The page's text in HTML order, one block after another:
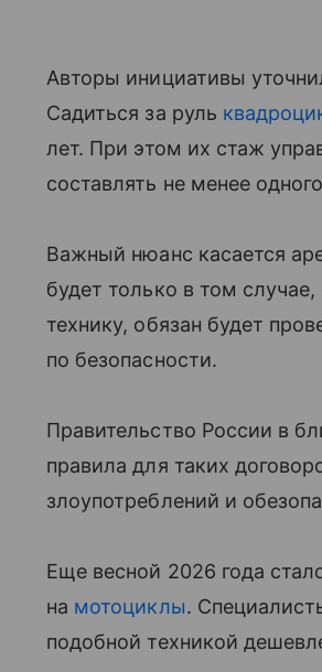
Авторы инициативы
Садиться за руль
лет. При этом их стаж
составлять не менее
Важный нюанс касается
будет только в том
технику, обязан будет
по безопасности.
Правительство России в
правила для таких
злоупотреблений и
Еще весной 2026 года
на мотоциклы.
подобной техникой